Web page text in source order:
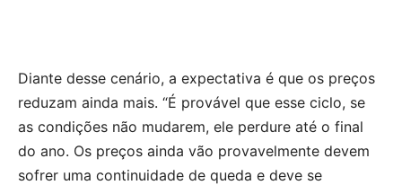
Diante desse cenário, a expectativa é que os preços
reduzam ainda mais. “É provável que esse ciclo, se
as condições não mudarem, ele perdure até o final
do ano. Os preços ainda vão provavelmente devem
sofrer uma continuidade de queda e deve se